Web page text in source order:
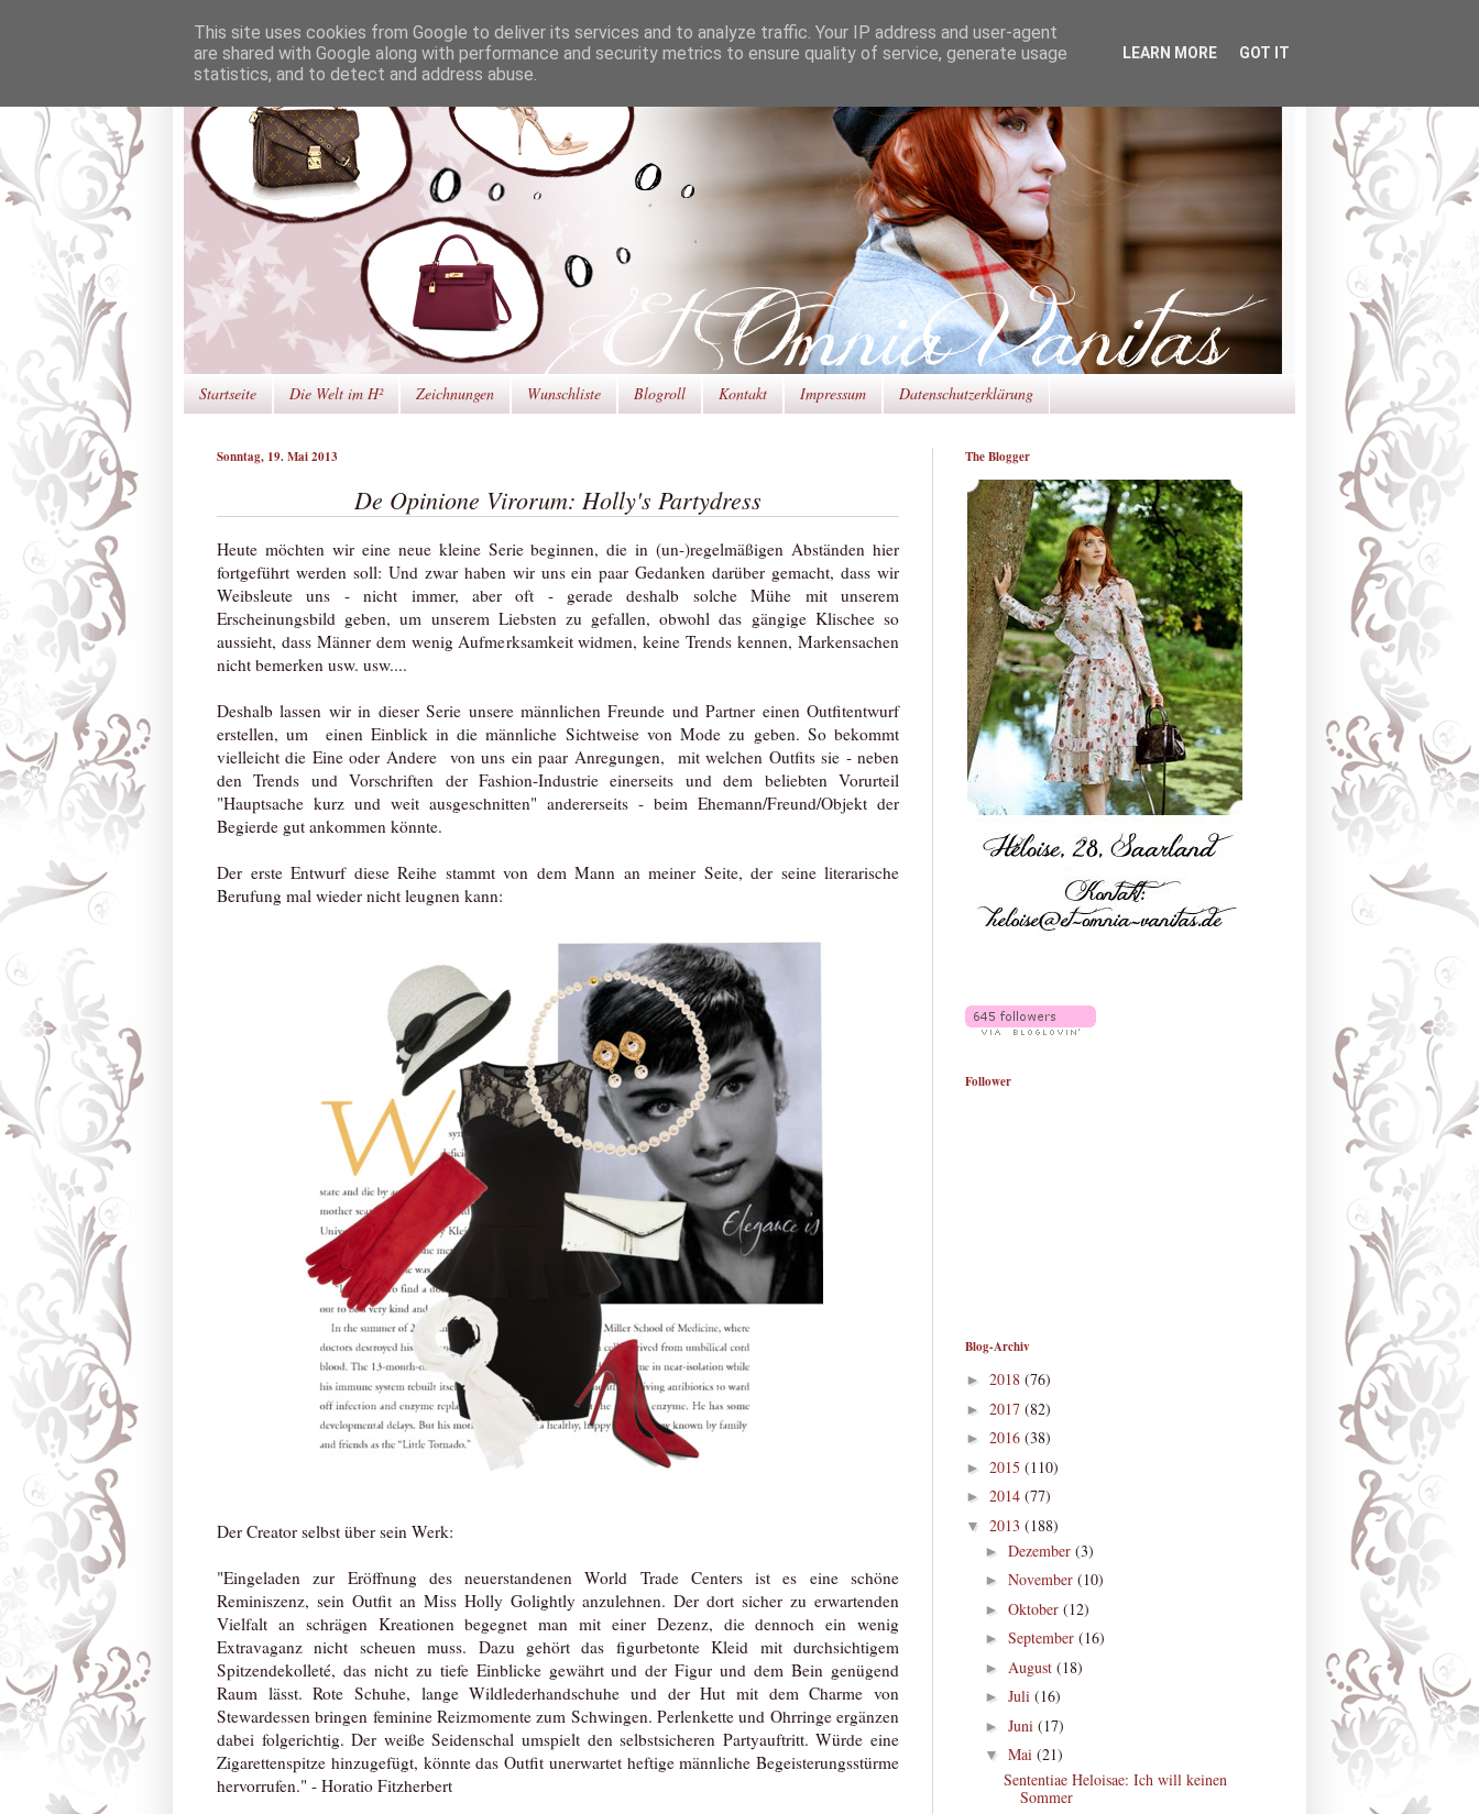
Startseite Die Welt im H² Zeichnungen Wunschliste Blogroll Kontakt Impressum Datenschutzerklärung
Sonntag, 19. Mai 2013
De Opinione Virorum: Holly's Partydress
Heute möchten wir eine neue kleine Serie beginnen, die in (un-)regelmäßigen Abständen hier
fortgeführt werden soll: Und zwar haben wir uns ein paar Gedanken darüber gemacht, dass wir
Weibsleute uns - nicht immer, aber oft - gerade deshalb solche Mühe mit unserem
Erscheinungsbild geben, um unserem Liebsten zu gefallen, obwohl das gängige Klischee so
aussieht, dass Männer dem wenig Aufmerksamkeit widmen, keine Trends kennen, Markensachen
nicht bemerken usw. usw....
Deshalb lassen wir in dieser Serie unsere männlichen Freunde und Partner einen Outfitentwurf
erstellen, um einen Einblick in die männliche Sichtweise von Mode zu geben. So bekommt
vielleicht die Eine oder Andere von uns ein paar Anregungen, mit welchen Outfits sie - neben
den Trends und Vorschriften der Fashion-Industrie einerseits und dem beliebten Vorurteil
"Hauptsache kurz und weit ausgeschnitten" andererseits - beim Ehemann/Freund/Objekt der
Begierde gut ankommen könnte.
Der erste Entwurf diese Reihe stammt von dem Mann an meiner Seite, der seine literarische
Berufung mal wieder nicht leugnen kann:
Der Creator selbst über sein Werk:
"Eingeladen zur Eröffnung des neuerstandenen World Trade Centers ist es eine schöne
Reminiszenz, sein Outfit an Miss Holly Golightly anzulehnen. Der dort sicher zu erwartenden
Vielfalt an schrägen Kreationen begegnet man mit einer Dezenz, die dennoch ein wenig
Extravaganz nicht scheuen muss. Dazu gehört das figurbetonte Kleid mit durchsichtigem
Spitzendekolleté, das nicht zu tiefe Einblicke gewährt und der Figur und dem Bein genügend
Raum lässt. Rote Schuhe, lange Wildlederhandschuhe und der Hut mit dem Charme von
Stewardessen bringen feminine Reizmomente zum Schwingen. Perlenkette und Ohrringe ergänzen
dabei folgerichtig. Der weiße Seidenschal umspielt den selbstsicheren Partyauftritt. Würde eine
Zigarettenspitze hinzugefügt, könnte das Outfit unerwartet heftige männliche Begeisterungsstürme
hervorrufen." - Horatio Fitzherbert
The Blogger
Follower
Blog-Archiv
► 2018 (76)
► 2017 (82)
► 2016 (38)
► 2015 (110)
► 2014 (77)
▼ 2013 (188)
► Dezember (3)
► November (10)
► Oktober (12)
► September (16)
► August (18)
► Juli (16)
► Juni (17)
▼ Mai (21)
Sententiae Heloisae: Ich will keinen
Sommer
This site uses cookies from Google to deliver its services and to analyze traffic. Your IP address and user-agent
are shared with Google along with performance and security metrics to ensure quality of service, generate usage
statistics, and to detect and address abuse.
LEARN MORE GOT IT